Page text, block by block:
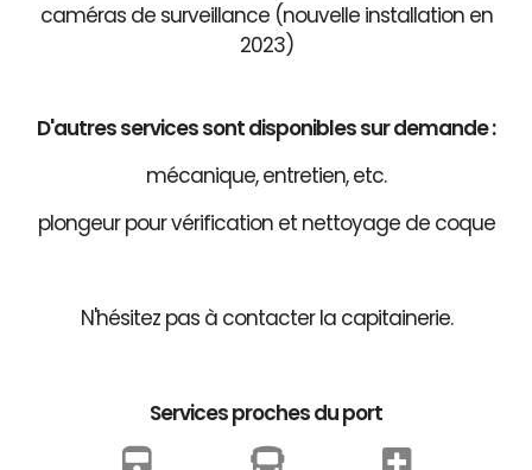
caméras de surveillance (nouvelle installation en
2023)
D'autres services sont disponibles sur demande :
mécanique, entretien, etc.
plongeur pour vérification et nettoyage de coque
N'hésitez pas à contacter la capitainerie.
Services proches du port